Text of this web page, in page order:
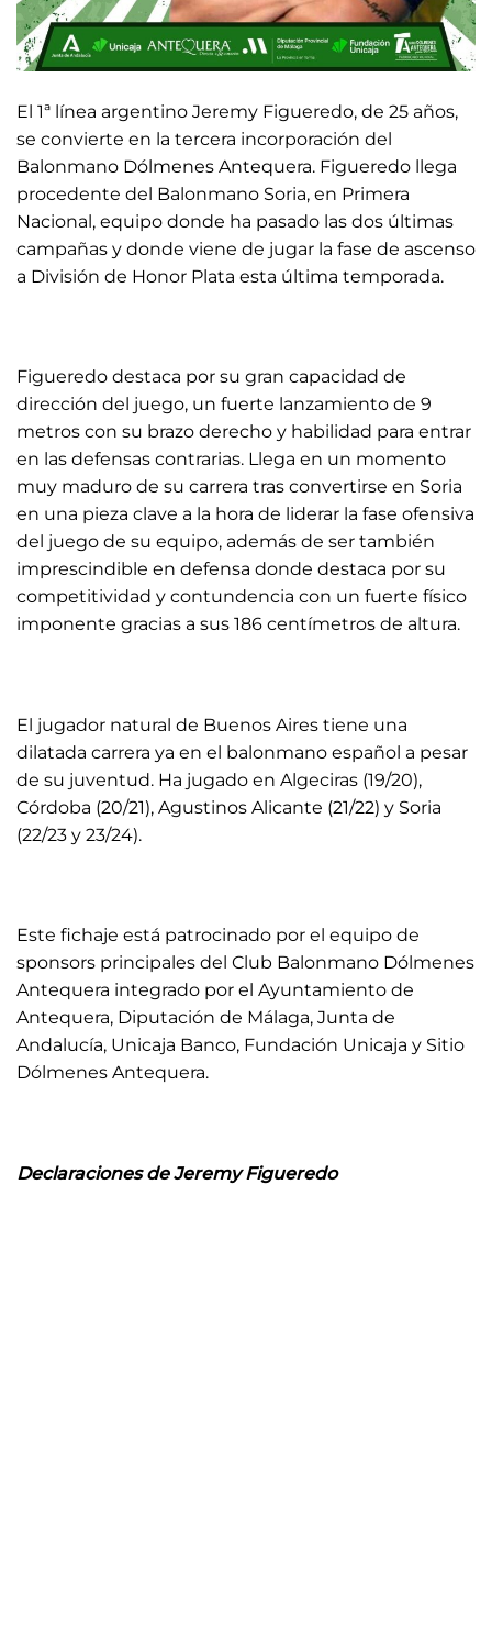
El 1ª línea argentino Jeremy Figueredo, de 25 años,
se convierte en la tercera incorporación del
Balonmano Dólmenes Antequera. Figueredo llega
procedente del Balonmano Soria, en Primera
Nacional, equipo donde ha pasado las dos últimas
campañas y donde viene de jugar la fase de ascenso
a División de Honor Plata esta última temporada.
Figueredo destaca por su gran capacidad de
dirección del juego, un fuerte lanzamiento de 9
metros con su brazo derecho y habilidad para entrar
en las defensas contrarias. Llega en un momento
muy maduro de su carrera tras convertirse en Soria
en una pieza clave a la hora de liderar la fase ofensiva
del juego de su equipo, además de ser también
imprescindible en defensa donde destaca por su
competitividad y contundencia con un fuerte físico
imponente gracias a sus 186 centímetros de altura.
El jugador natural de Buenos Aires tiene una
dilatada carrera ya en el balonmano español a pesar
de su juventud. Ha jugado en Algeciras (19/20),
Córdoba (20/21), Agustinos Alicante (21/22) y Soria
(22/23 y 23/24).
Este fichaje está patrocinado por el equipo de
sponsors principales del Club Balonmano Dólmenes
Antequera integrado por el Ayuntamiento de
Antequera, Diputación de Málaga, Junta de
Andalucía, Unicaja Banco, Fundación Unicaja y Sitio
Dólmenes Antequera.
Declaraciones de Jeremy Figueredo